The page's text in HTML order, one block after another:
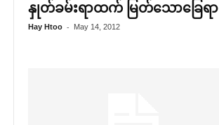
နှုတ်ခမ်းရာထက် မြတ်‌သော‌ခြေရာ
Hay Htoo - May 14, 2012